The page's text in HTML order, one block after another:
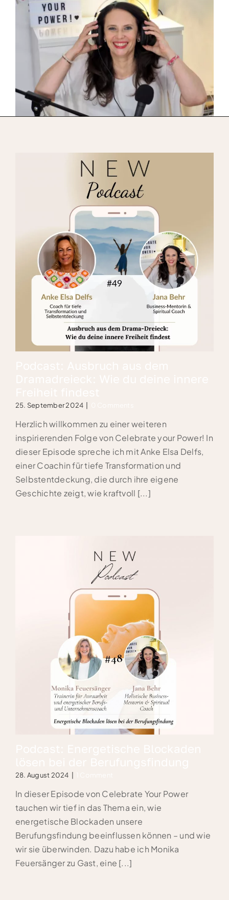
25. September 2024
Herzlich willkommen zu einer weiteren
inspirierenden Folge von Celebrate your Power! In
dieser Episode spreche ich mit Anke Elsa Delfs,
einer Coachin für tiefe Transformation und
Selbstentdeckung, die durch ihre eigene
Geschichte zeigt, wie kraftvoll [...]
28. August 2024
In dieser Episode von Celebrate Your Power
tauchen wir tief in das Thema ein, wie
energetische Blockaden unsere
Berufungsfindung beeinflussen können – und wie
wir sie überwinden. Dazu habe ich Monika
Feuersänger zu Gast, eine [...]